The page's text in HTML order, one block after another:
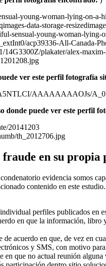
young-woman-lying-on-a-
data-storage-
sensual-young-woman-lying-
acp39336-All-Canada-
14G3300Z/plakater/alex-
ver este perfil fotografía
AAAAAAAAOJs/
donde puede ver este perfil
20141203
th_2012706.jpg
en su propia
evidencia somos
contenido en este
perfiles publicados en
en que la información,
de acuerdo en que, de vez en
y SMS, con motivo
en que no actual reunión